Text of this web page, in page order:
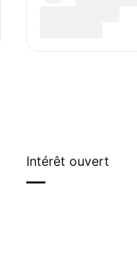
Intérêt ouvert
—